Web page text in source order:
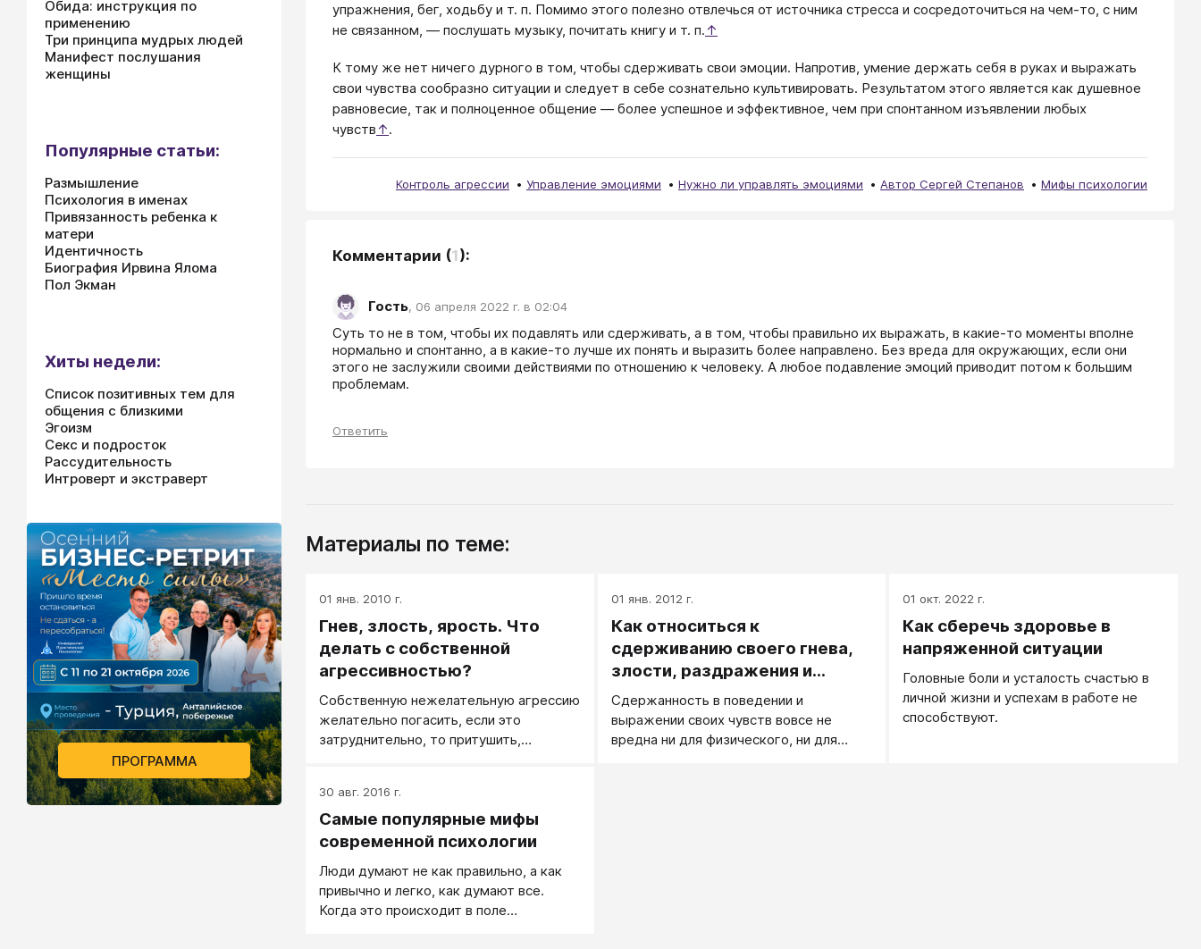
упражнения, бег, ходьбу и т. п. Помимо этого полезно отвлечься от источника стресса и сосредоточиться на чем-то, с ним
не связанном, — послушать музыку, почитать книгу и т. п.↑
К тому же нет ничего дурного в том, чтобы сдерживать свои эмоции. Напротив, умение держать себя в руках и выражать
свои чувства сообразно ситуации и следует в себе сознательно культивировать. Результатом этого является как душевное
равновесие, так и полноценное общение — более успешное и эффективное, чем при спонтанном изъявлении любых
чувств↑.
Контроль агрессии Управление эмоциями Нужно ли управлять эмоциями Автор Сергей Степанов Мифы психологии
Комментарии (1):
Гость, 06 апреля 2022 г. в 02:04
Суть то не в том, чтобы их подавлять или сдерживать, а в том, чтобы правильно их выражать, в какие-то моменты вполне
нормально и спонтанно, а в какие-то лучше их понять и выразить более направлено. Без вреда для окружающих, если они
этого не заслужили своими действиями по отношению к человеку. А любое подавление эмоций приводит потом к большим
проблемам.
Ответить
Материалы по теме:
01 янв. 2010 г.
Гнев, злость, ярость. Что
делать с собственной
агрессивностью?
Собственную нежелательную агрессию
желательно погасить, если это
затруднительно, то притушить,
контролирования агрессии. Управление
агрессией — шире, чем ее
сдерживание, это и вызов агрессии, и
и управление ее характером и
динамикой.
01 янв. 2012 г.
Как относиться к
сдерживанию своего гнева,
злости, раздражения и
других агрессивных эмоций
Сдержанность в поведении и
выражении своих чувств вовсе не
вредна ни для физического, ни для
01 окт. 2022 г.
Как сберечь здоровье в
напряженной ситуации
Головные боли и усталость счастью в
личной жизни и успехам в работе не
способствуют.
30 авг. 2016 г.
Самые популярные мифы
современной психологии
Люди думают не как правильно, а как
привычно и легко, как думают все.
Когда это происходит в поле
Обида: инструкция по
применению
Три принципа мудрых людей
Манифест послушания
женщины
Популярные статьи:
Размышление
Психология в именах
Привязанность ребенка к
матери
Идентичность
Биография Ирвина Ялома
Пол Экман
Хиты недели:
Список позитивных тем для
общения с близкими
Эгоизм
Секс и подросток
Рассудительность
Интроверт и экстраверт
ПРОГРАММА